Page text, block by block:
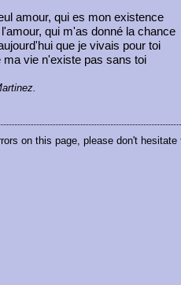
amour, qui es mon existence
qui m'as donné la chance
que je vivais pour toi
ma vie n'existe pas sans toi
on this page, please don't